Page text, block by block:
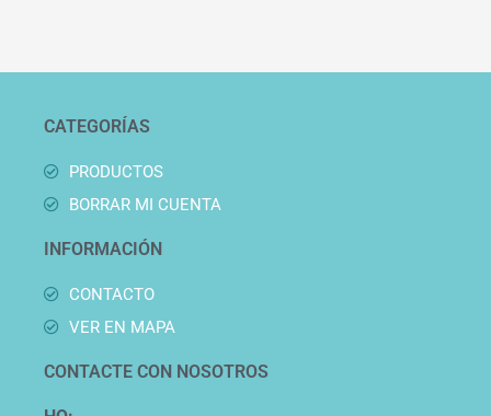
CATEGORÍAS
PRODUCTOS
BORRAR MI CUENTA
INFORMACIÓN
CONTACTO
VER EN MAPA
CONTACTE CON NOSOTROS